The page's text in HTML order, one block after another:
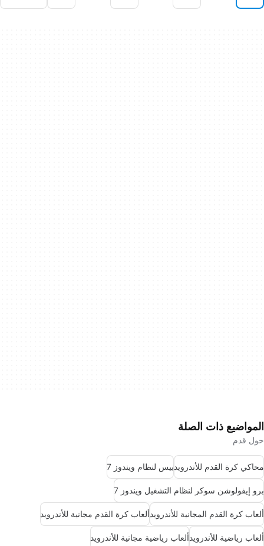
المواضيع ذات الصلة
حول قدم
محاكي كرة القدم للأندرويدبيس لنظام ويندوز 7
برو إيفولوشن سوكر لنظام التشغيل ويندوز 7
ألعاب كرة القدم المجانية للأندرويدألعاب كرة القدم مجانية للأندرويد
ألعاب رياضية للأندرويدألعاب رياضية مجانية للأندرويد